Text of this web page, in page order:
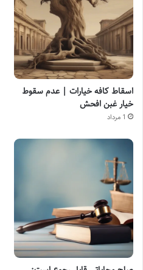
اسقاط کافه خیارات | عدم سقوط
خیار غبن افحش
1 مرداد